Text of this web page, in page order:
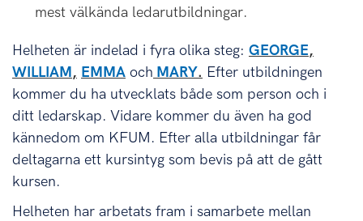
mest välkända ledarutbildningar.
Helheten är indelad i fyra olika steg: GEORGE,
WILLIAM , EMMA och MARY. Efter utbildningen
kommer du ha utvecklats både som person och i
ditt ledarskap. Vidare kommer du även ha god
kännedom om KFUM. Efter alla utbildningar får
deltagarna ett kursintyg som bevis på att de gått
kursen.
Helheten har arbetats fram i samarbete mellan